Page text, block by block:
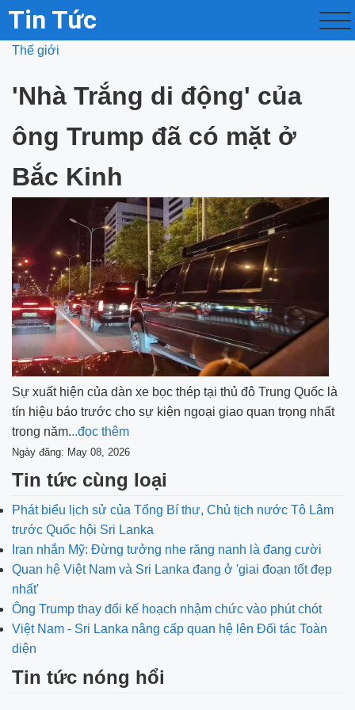
Tin Tức
Thế giới
'Nhà Trắng di động' của
ông Trump đã có mặt ở
Bắc Kinh
Sự xuất hiện của dàn xe bọc thép tại thủ đô Trung Quốc là
tín hiệu báo trước cho sự kiện ngoại giao quan trọng nhất
trong năm...đọc thêm
Ngày đăng: May 08, 2026
Tin tức cùng loại
Phát biểu lịch sử của Tổng Bí thư, Chủ tịch nước Tô Lâm
trước Quốc hội Sri Lanka
Iran nhắn Mỹ: Đừng tưởng nhe răng nanh là đang cười
Quan hệ Việt Nam và Sri Lanka đang ở 'giai đoạn tốt đẹp
nhất'
Ông Trump thay đổi kế hoạch nhậm chức vào phút chót
Việt Nam - Sri Lanka nâng cấp quan hệ lên Đối tác Toàn
diện
Tin tức nóng hổi